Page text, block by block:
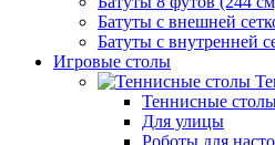
Батуты с внешней
Батуты с внутренней
Игровые столы
Теннисные
Для улицы
Роботы для